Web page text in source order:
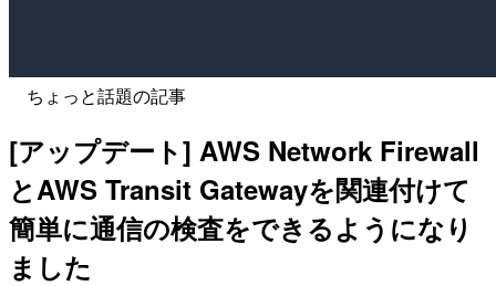
ちょっと話題の記事
[アップデート] AWS Network Firewall
とAWS Transit Gatewayを関連付けて
簡単に通信の検査をできるようになり
ました